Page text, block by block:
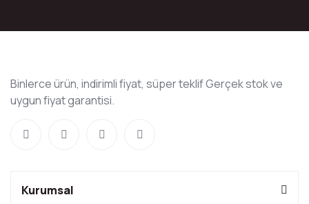
Binlerce ürün, indirimli fiyat, süper teklif Gerçek stok ve
uygun fiyat garantisi.
Kurumsal